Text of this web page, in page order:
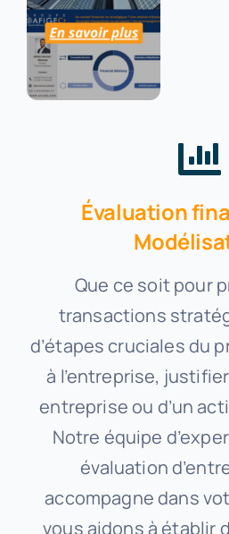
Évaluation
Que ce soit pour
transactions
d’étapes cruciales du
à l’entreprise,
entreprise ou d’un
Notre équipe
évaluation
accompagne dans
vous aidons à établir